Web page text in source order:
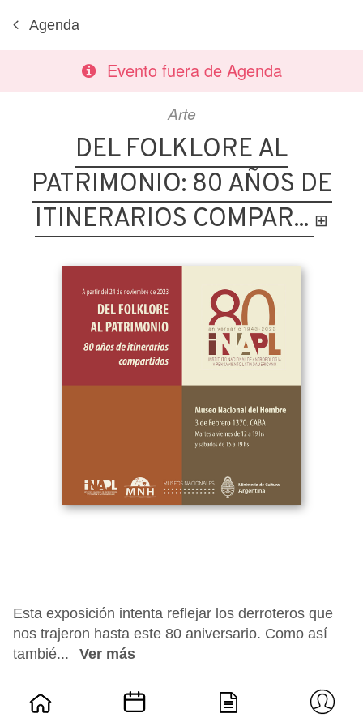
Agenda
Evento fuera de Agenda
Arte
DEL FOLKLORE AL
PATRIMONIO: 80 AÑOS DE
ITINERARIOS COMPAR... ⊞
Esta exposición intenta reflejar los derroteros que
nos trajeron hasta este 80 aniversario. Como así
tambié...
Ver más